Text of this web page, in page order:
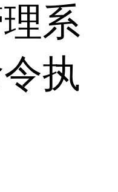
系
执